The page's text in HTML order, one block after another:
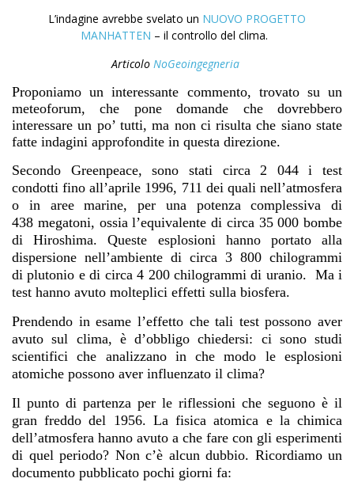
L’indagine avrebbe svelato un NUOVO PROGETTO
MANHATTEN – il controllo del clima.
Articolo NoGeoingegneria
Proponiamo un interessante commento, trovato su un
meteoforum, che pone domande che dovrebbero
interessare un po’ tutti, ma non ci risulta che siano state
fatte indagini approfondite in questa direzione.
Secondo Greenpeace, sono stati circa 2 044 i test
condotti fino all’aprile 1996, 711 dei quali nell’atmosfera
o in aree marine, per una potenza complessiva di
438 megatoni, ossia l’equivalente di circa 35 000 bombe
di Hiroshima.Queste esplosioni hanno portato alla
dispersione nell’ambiente di circa 3 800 chilogrammi
di plutonio e di circa 4 200 chilogrammi di uranio. Ma i
test hanno avuto molteplici effetti sulla biosfera.
Prendendo in esame l’effetto che tali test possono aver
avuto sul clima, è d’obbligo chiedersi: ci sono studi
scientifici che analizzano in che modo le esplosioni
atomiche possono aver influenzato il clima?
Il punto di partenza per le riflessioni che seguono è il
gran freddo del 1956. La fisica atomica e la chimica
dell’atmosfera hanno avuto a che fare con gli esperimenti
di quel periodo? Non c’è alcun dubbio. Ricordiamo un
documento pubblicato pochi giorni fa: